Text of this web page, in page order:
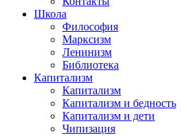
Школа
Философия
Марксизм
Ленинизм
Библиотека
Капитализм
Капитализм
Капитализм и бедность
Капитализм и дети
Чипизация